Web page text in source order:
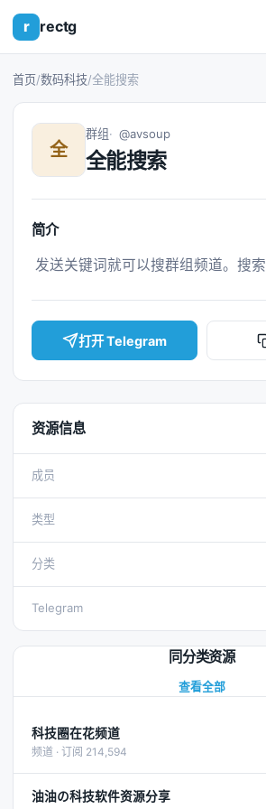
r rectg
首页/数码科技/全能搜索
全
群组 @avsoup
全能搜索
简介
发送关键词就可以搜群组频道。搜索
打开 Telegram
资源信息
成员
类型
分类
Telegram
同分类资源
查看全部
科技圈在花频道
频道 · 订阅 214,594
油油の科技软件资源分享